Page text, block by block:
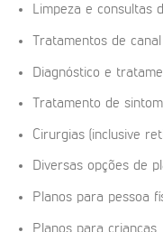
Limpeza e consultas
Tratamentos de
Diagnóstico e
Tratamento de
Cirurgias (inclusive
Diversas opções de
Planos para pessoa
Planos para crianças